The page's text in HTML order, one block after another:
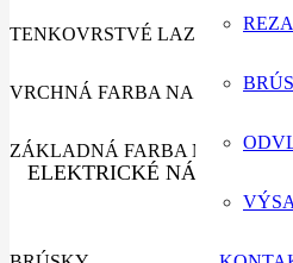
TENKOVRSTVÉ LAZÚRY
VRCHNÁ FARBA NA DREVO
ZÁKLADNÁ FARBA NA DREVO
ELEKTRICKÉ NÁRADIE-